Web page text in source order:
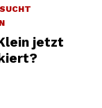
jetzt